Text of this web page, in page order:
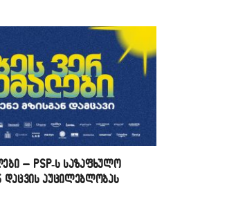
– PSP-ს საზაფხულო
დაცვის აუცილებლობას